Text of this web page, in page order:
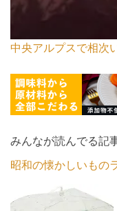
中央アルプスで相次
みんなが読んでる記
昭和の懐かしいもの